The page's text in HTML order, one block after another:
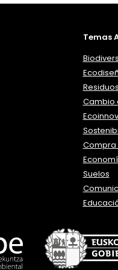
Temas
Cambio
Suelos